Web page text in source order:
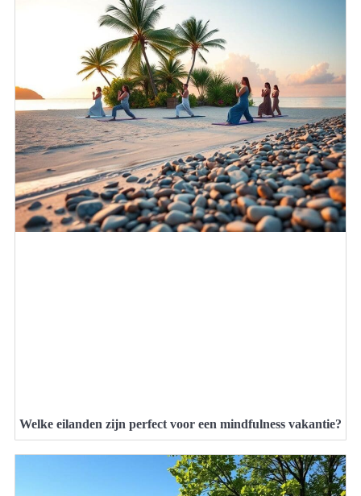
Welke eilanden zijn perfect voor een mindfulness vakantie?